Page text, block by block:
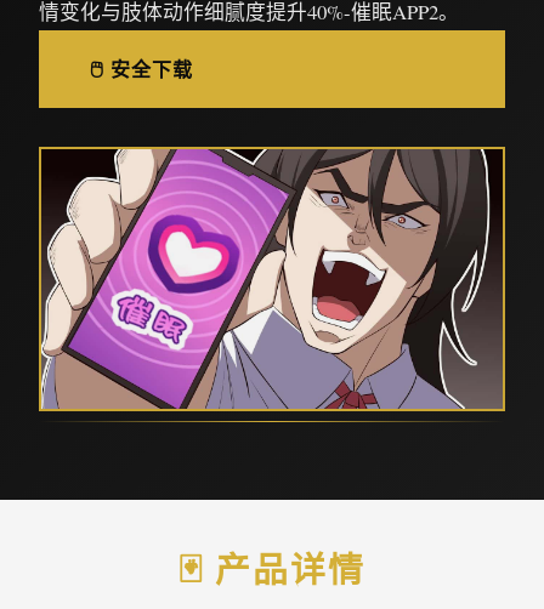
情变化与肢体动作细腻度提升40%-催眠APP2。
🖱️ 安全下载
🃏 产品详情